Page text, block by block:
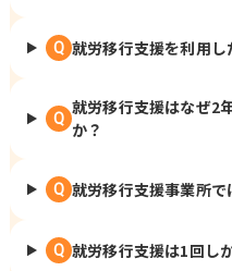
Q 就労移行支援を利用し
Q
就労移行支援はなぜ2
か？
Q 就労移行支援事業所
Q 就労移行支援は1回し